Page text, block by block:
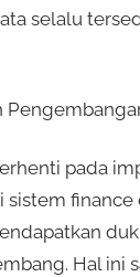
selalu
pada
sistem
Hal ini